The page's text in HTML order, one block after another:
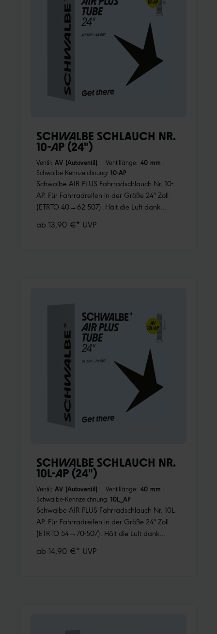
SCHWALBE SCHLAUCH NR.
10-AP (24")
Ventil: AV (Autoventil) | Ventillänge: 40 mm |
Schwalbe-Kennzeichnung: 10-AP
Schwalbe AIR PLUS Fahrradschlauch Nr. 10-
AP. Für Fahrradreifen in der Größe 24" Zoll
(ETRTO 40→62-507). Hält die Luft dank
Nachpumpen ist weniger oft notwendig.
ab 13,90 €* UVP
SCHWALBE SCHLAUCH NR.
10L-AP (24")
Ventil: AV (Autoventil) | Ventillänge: 40 mm |
Schwalbe-Kennzeichnung: 10L_AP
Schwalbe AIR PLUS Fahrradschlauch Nr. 10L-
AP. Für Fahrradreifen in der Größe 24" Zoll
(ETRTO 54→70-507). Hält die Luft dank
Nachpumpen ist weniger oft notwendig.
ab 14,90 €* UVP